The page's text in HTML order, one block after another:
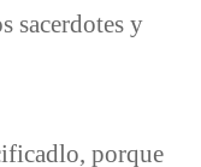
sacerdotes y
porque